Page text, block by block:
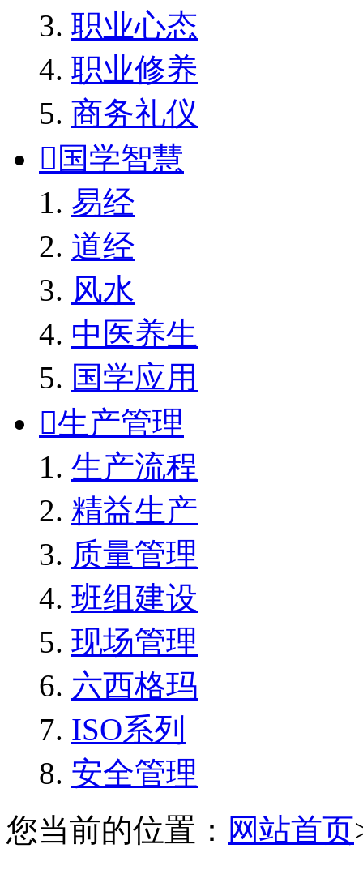
职业心态
职业修养
商务礼仪
国学智慧
易经
道经
风水
中医养生
国学应用
生产管理
生产流程
精益生产
质量管理
班组建设
现场管理
六西格玛
ISO系列
安全管理
您当前的位置： 网站首页